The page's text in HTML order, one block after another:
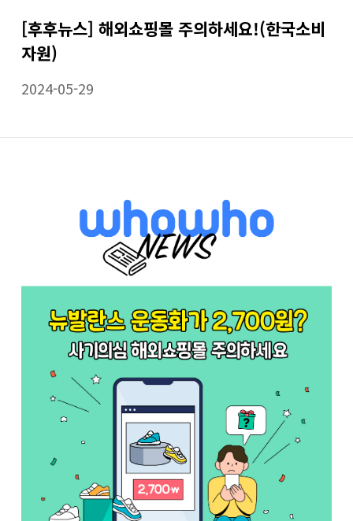
[후후뉴스] 해외쇼핑몰 주의하세요!(한국소비
자원)
2024-05-29